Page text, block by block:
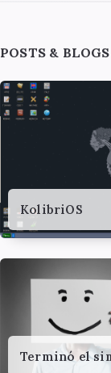
POSTS &
KolibriOS
Terminó el